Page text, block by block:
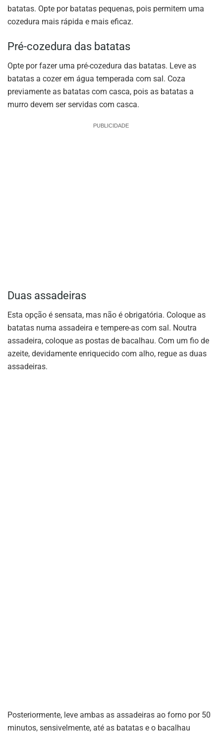
batatas. Opte por batatas pequenas, pois permitem uma
cozedura mais rápida e mais eficaz.
Pré-cozedura das batatas
Opte por fazer uma pré-cozedura das batatas. Leve as
batatas a cozer em água temperada com sal. Coza
previamente as batatas com casca, pois as batatas a
murro devem ser servidas com casca.
PUBLICIDADE
Duas assadeiras
Esta opção é sensata, mas não é obrigatória. Coloque as
batatas numa assadeira e tempere-as com sal. Noutra
assadeira, coloque as postas de bacalhau. Com um fio de
azeite, devidamente enriquecido com alho, regue as duas
assadeiras.
Posteriormente, leve ambas as assadeiras ao forno por 50
minutos, sensivelmente, até as batatas e o bacalhau